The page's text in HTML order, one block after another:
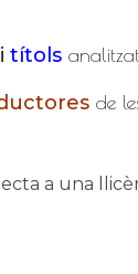
i títols
de
a una